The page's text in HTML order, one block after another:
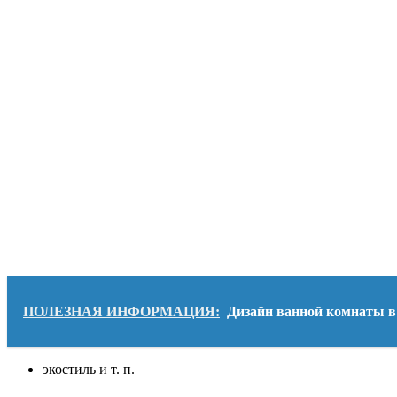
ПОЛЕЗНАЯ ИНФОРМАЦИЯ: Дизайн ванной комнаты
экостиль и т. п.